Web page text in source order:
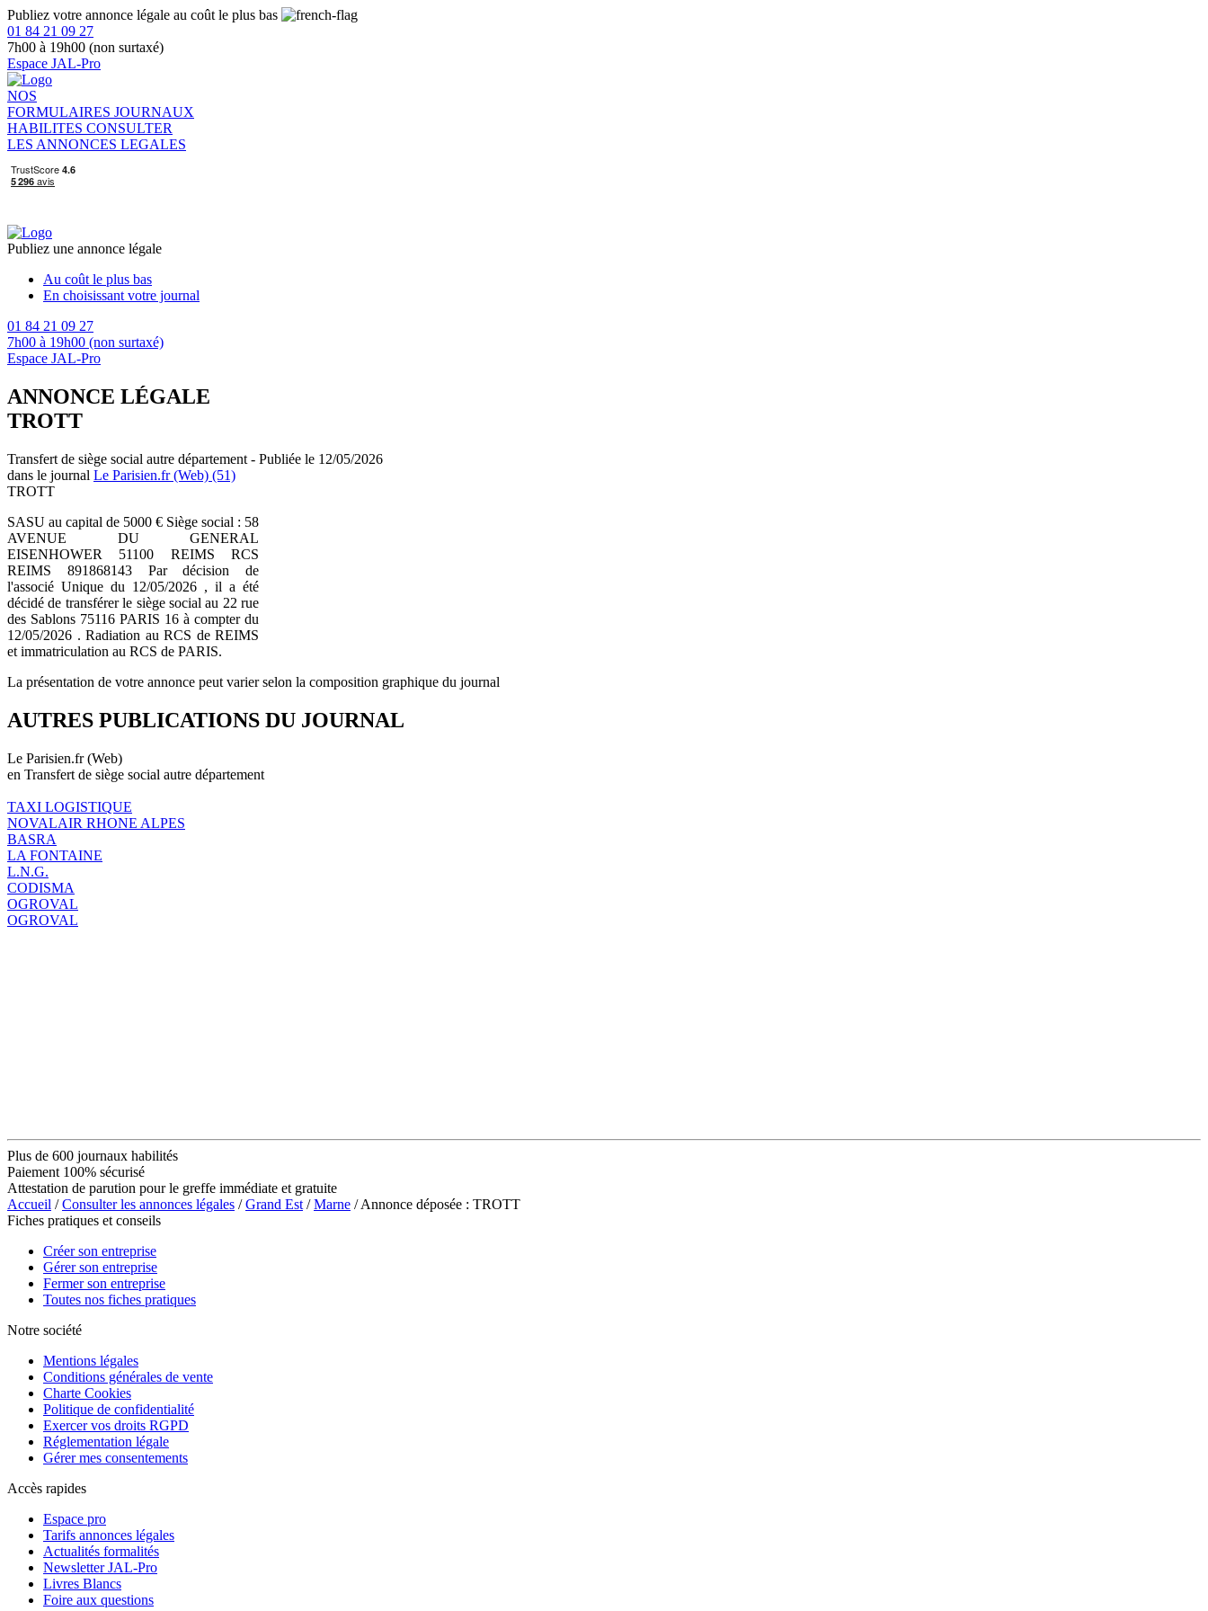
Publiez votre annonce légale au coût le plus bas
01 84 21 09 27
7h00 à 19h00 (non surtaxé)
Espace JAL-Pro
NOS
FORMULAIRES JOURNAUX
HABILITES CONSULTER
LES ANNONCES LEGALES
Publiez une annonce légale
Au coût le plus bas
En choisissant votre journal
01 84 21 09 27
7h00 à 19h00 (non surtaxé)
Espace JAL-Pro
ANNONCE LÉGALE
TROTT
Transfert de siège social autre département - Publiée le 12/05/2026
dans le journal Le Parisien.fr (Web) (51)
TROTT
SASU au capital de 5000 € Siège social : 58
AVENUE DU GENERAL
EISENHOWER 51100 REIMS RCS
REIMS 891868143 Par décision de
l'associé Unique du 12/05/2026 , il a été
décidé de transférer le siège social au 22 rue
des Sablons 75116 PARIS 16 à compter du
12/05/2026 . Radiation au RCS de REIMS
et immatriculation au RCS de PARIS.
La présentation de votre annonce peut varier selon la composition graphique du journal
AUTRES PUBLICATIONS DU JOURNAL
Le Parisien.fr (Web)
en Transfert de siège social autre département
TAXI LOGISTIQUE
NOVALAIR RHONE ALPES
BASRA
LA FONTAINE
L.N.G.
CODISMA
OGROVAL
OGROVAL
Plus de 600 journaux habilités
Paiement 100% sécurisé
Attestation de parution pour le greffe immédiate et gratuite
Accueil /Consulter les annonces légales /Grand Est /Marne / Annonce déposée : TROTT
Fiches pratiques et conseils
Créer son entreprise
Gérer son entreprise
Fermer son entreprise
Toutes nos fiches pratiques
Notre société
Mentions légales
Conditions générales de vente
Charte Cookies
Politique de confidentialité
Exercer vos droits RGPD
Réglementation légale
Gérer mes consentements
Accès rapides
Espace pro
Tarifs annonces légales
Actualités formalités
Newsletter JAL-Pro
Livres Blancs
Foire aux questions